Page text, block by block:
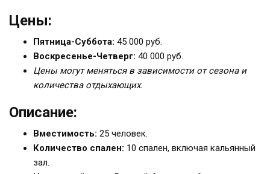
Цены:
Пятница-Суббота: 45 000 руб.
Воскресенье-Четверг: 40 000 руб.
Цены могут меняться в зависимости от сезона и
количества отдыхающих.
Описание:
Вместимость: 25 человек.
Количество спален: 10 спален, включая кальянный
зал.